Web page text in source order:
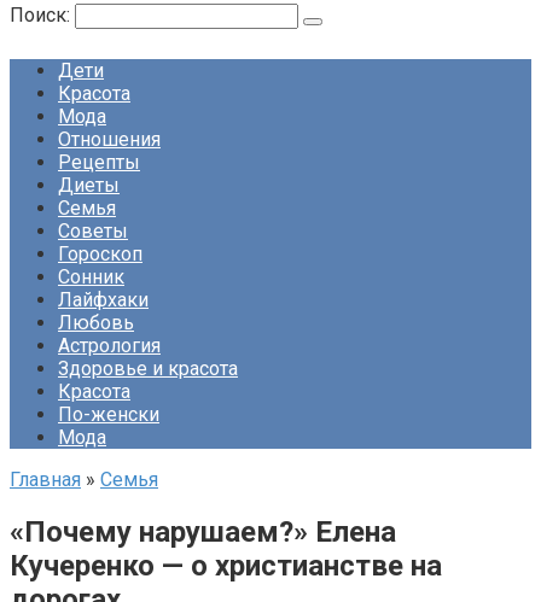
Поиск:
Дети
Красота
Мода
Отношения
Рецепты
Диеты
Семья
Советы
Гороскоп
Сонник
Лайфхаки
Любовь
Астрология
Здоровье и красота
Красота
По-женски
Мода
Главная » Семья
«Почему нарушаем?» Елена
Кучеренко — о христианстве на